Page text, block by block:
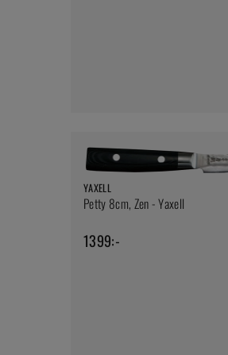
YAXELL
Petty 8cm, Zen - Yaxell
1399:-